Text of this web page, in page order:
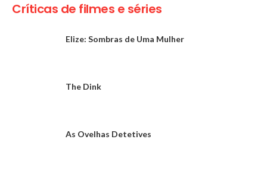
Críticas de filmes e séries
Elize: Sombras de Uma Mulher
The Dink
As Ovelhas Detetives